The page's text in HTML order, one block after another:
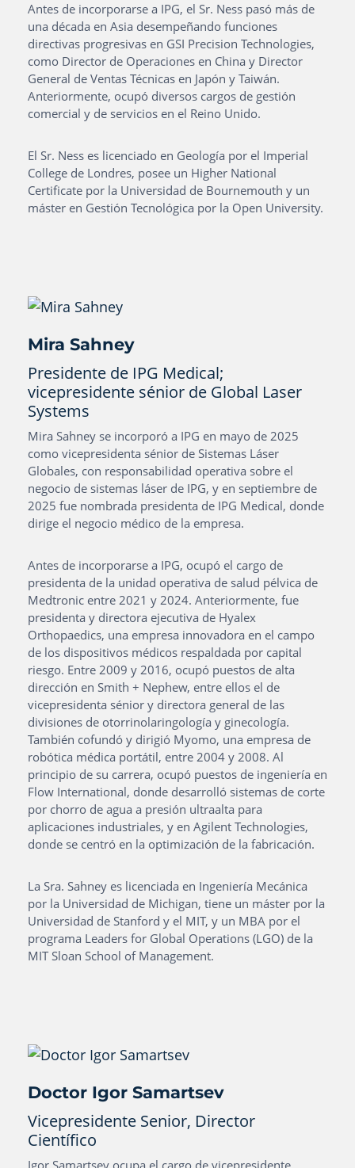
Antes de incorporarse a IPG, el Sr. Ness pasó más de
una década en Asia desempeñando funciones
directivas progresivas en GSI Precision Technologies,
como Director de Operaciones en China y Director
General de Ventas Técnicas en Japón y Taiwán.
Anteriormente, ocupó diversos cargos de gestión
comercial y de servicios en el Reino Unido.
El Sr. Ness es licenciado en Geología por el Imperial
College de Londres, posee un Higher National
Certificate por la Universidad de Bournemouth y un
máster en Gestión Tecnológica por la Open University.
Mira Sahney
Presidente de IPG Medical;
vicepresidente sénior de Global Laser
Systems
Mira Sahney se incorporó a IPG en mayo de 2025
como vicepresidenta sénior de Sistemas Láser
Globales, con responsabilidad operativa sobre el
negocio de sistemas láser de IPG, y en septiembre de
2025 fue nombrada presidenta de IPG Medical, donde
dirige el negocio médico de la empresa.
Antes de incorporarse a IPG, ocupó el cargo de
presidenta de la unidad operativa de salud pélvica de
Medtronic entre 2021 y 2024. Anteriormente, fue
presidenta y directora ejecutiva de Hyalex
Orthopaedics, una empresa innovadora en el campo
de los dispositivos médicos respaldada por capital
riesgo. Entre 2009 y 2016, ocupó puestos de alta
dirección en Smith + Nephew, entre ellos el de
vicepresidenta sénior y directora general de las
divisiones de otorrinolaringología y ginecología.
También cofundó y dirigió Myomo, una empresa de
robótica médica portátil, entre 2004 y 2008. Al
principio de su carrera, ocupó puestos de ingeniería en
Flow International, donde desarrolló sistemas de corte
por chorro de agua a presión ultraalta para
aplicaciones industriales, y en Agilent Technologies,
donde se centró en la optimización de la fabricación.
La Sra. Sahney es licenciada en Ingeniería Mecánica
por la Universidad de Michigan, tiene un máster por la
Universidad de Stanford y el MIT, y un MBA por el
programa Leaders for Global Operations (LGO) de la
MIT Sloan School of Management.
Doctor Igor Samartsev
Vicepresidente Senior, Director
Científico